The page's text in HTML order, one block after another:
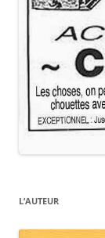
L’AUTEUR